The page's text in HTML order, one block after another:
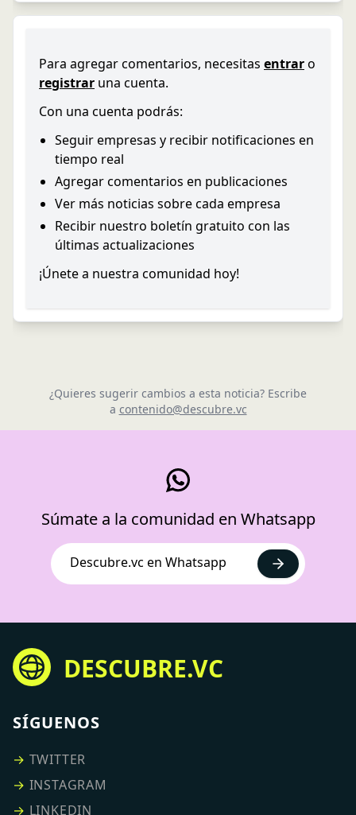
Para agregar comentarios, necesitas entraro
registrar una cuenta.
Con una cuenta podrás:
Seguir empresas y recibir notificaciones en
tiempo real
Agregar comentarios en publicaciones
Ver más noticias sobre cada empresa
Recibir nuestro boletín gratuito con las
últimas actualizaciones
¡Únete a nuestra comunidad hoy!
¿Quieres sugerir cambios a esta noticia? Escribe
a contenido@descubre.vc
Súmate a la comunidad en Whatsapp
Descubre.vc en Whatsapp
DESCUBRE.VC
SÍGUENOS
→ TWITTER
→ INSTAGRAM
→ LINKEDIN